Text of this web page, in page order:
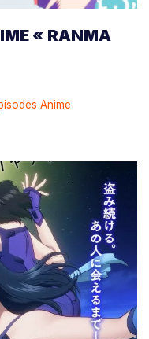
« RANMA
Anime